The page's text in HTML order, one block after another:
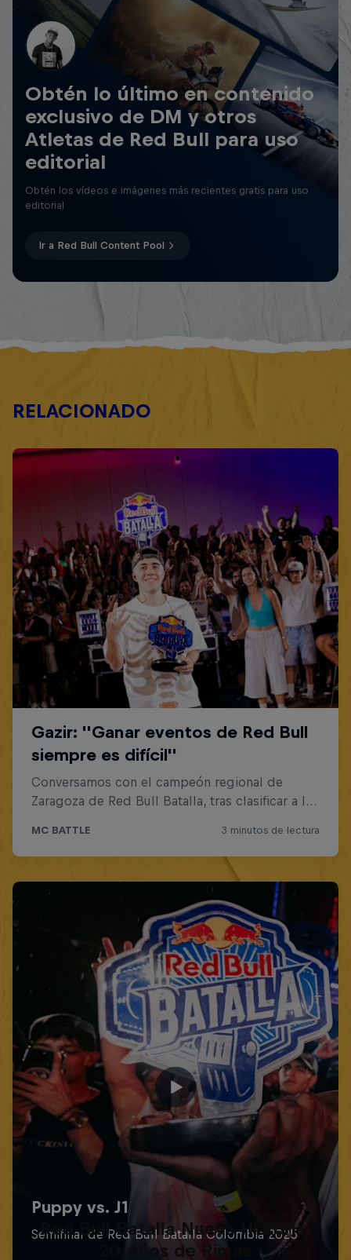
Obtén lo último en contenido
exclusivo de DM y otros
Atletas de Red Bull para uso
editorial
Obtén los vídeos e imágenes más recientes gratis para uso
editorial
Ir a Red Bull Content Pool
RELACIONADO
Red Bull Batalla Nueva Historia:
20 Años de Rimas